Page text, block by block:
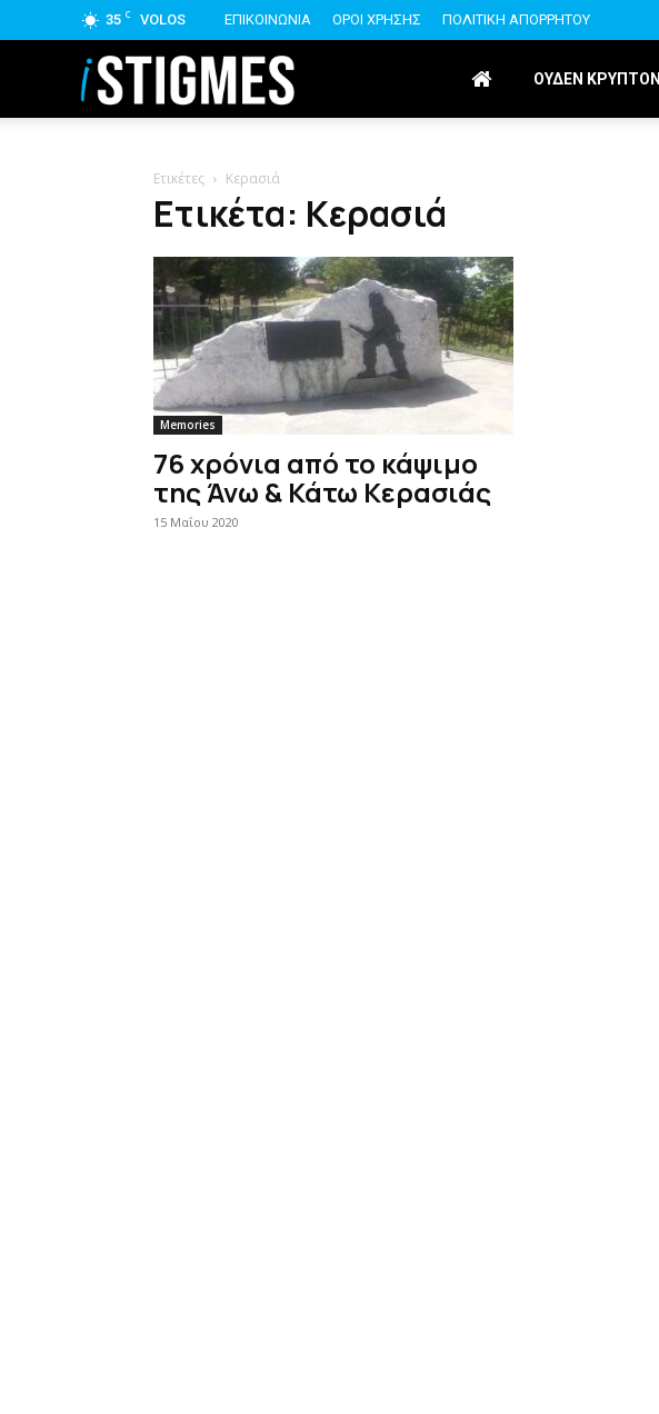
35 C VOLOS ΕΠΙΚΟΙΝΩΝΙΑ ΟΡΟΙ ΧΡΗΣΗΣ ΠΟΛΙΤΙΚΗ ΑΠΟΡΡΗΤΟΥ
istigmes ΟΥΔΕΝ ΚΡΥΠΤΟΝ
Ετικέτες Κερασιά
Ετικέτα: Κερασιά
Memories
76 χρόνια από το κάψιμο
της Άνω & Κάτω Κερασιάς
15 Μαΐου 2020